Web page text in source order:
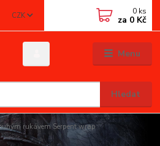
Menu
CZK
Hledat
0 ks
za 0 Kč
rukávem Serpent wrap